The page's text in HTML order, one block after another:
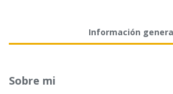
Información
Sobre mi